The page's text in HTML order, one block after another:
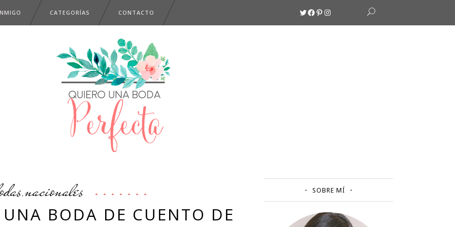
CATEGORÍAS CONTACTO Twitter
Facebook
Pinterest
Instagram
,nacionales
BODA DE CUENTO DE
SOBRE MÍ